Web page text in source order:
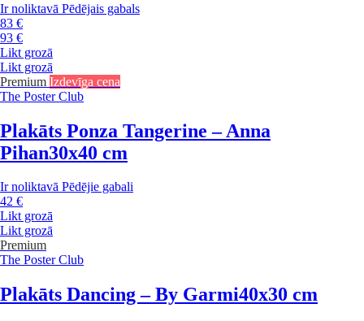
Ir noliktavā Pēdējais gabals
83 €
93 €
Likt grozā
Likt grozā
Premium Izdevīga cena
The Poster Club
Plakāts Ponza Tangerine – Anna
Pihan30x40 cm
Ir noliktavā Pēdējie gabali
42 €
Likt grozā
Likt grozā
Premium
The Poster Club
Plakāts Dancing – By Garmi40x30 cm